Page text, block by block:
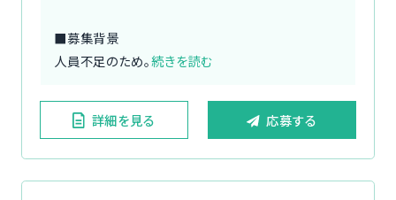
■募集背景
人員不足のため。続きを読む
詳細を見る 応募する